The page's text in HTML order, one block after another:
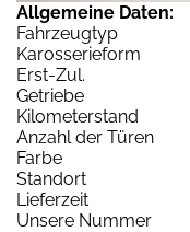
Allgemeine Daten:
Fahrzeugtyp
Karosserieform
Erst-Zul.
Getriebe
Kilometerstand
Anzahl der Türen
Farbe
Standort
Lieferzeit
Unsere Nummer